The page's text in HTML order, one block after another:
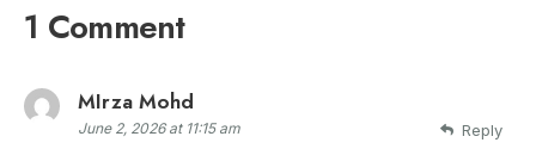
1 Comment
MIrza Mohd
June 2, 2026 at 11:15 am Reply